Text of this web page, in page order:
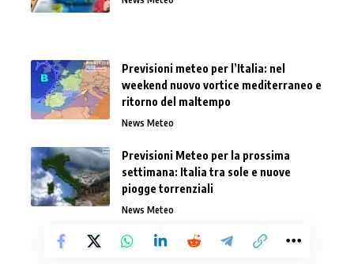
Previsioni meteo per l’Italia: nel
weekend nuovo vortice mediterraneo e
ritorno del maltempo
News Meteo
Previsioni Meteo per la prossima
settimana: Italia tra sole e nuove
piogge torrenziali
News Meteo